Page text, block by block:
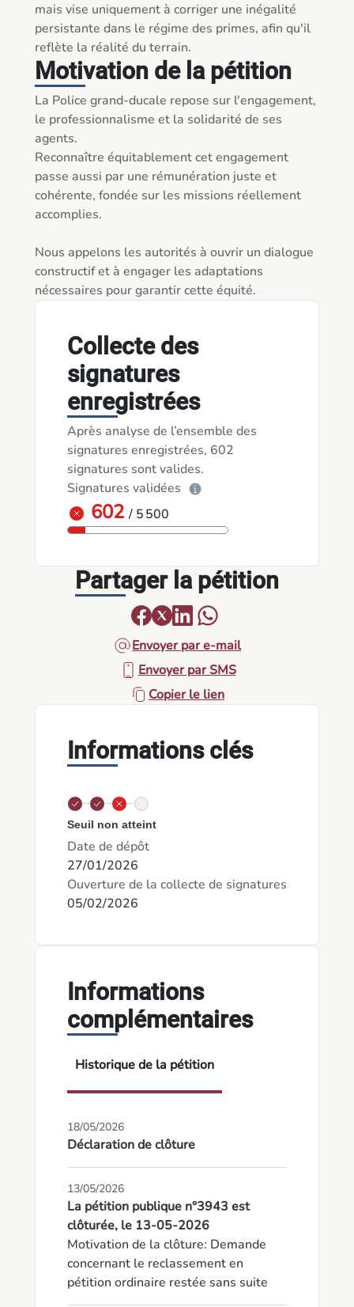
mais vise uniquement à corriger une inégalité
persistante dans le régime des primes, afin qu'il
reflète la réalité du terrain.
Motivation de la pétition
La Police grand-ducale repose sur l'engagement,
le professionnalisme et la solidarité de ses
agents.
Reconnaître équitablement cet engagement
passe aussi par une rémunération juste et
cohérente, fondée sur les missions réellement
accomplies.
Nous appelons les autorités à ouvrir un dialogue
constructif et à engager les adaptations
nécessaires pour garantir cette équité.
Collecte des
signatures
enregistrées
Après analyse de l’ensemble des
signatures enregistrées, 602
signatures sont valides.
Signatures validées
602 / 5 500
Partager la pétition
Envoyer par e-mail
Envoyer par SMS
Copier le lien
Informations clés
Seuil non atteint
Date de dépôt
27/01/2026
Ouverture de la collecte de signatures
05/02/2026
Informations
complémentaires
Historique de la pétition
18/05/2026
Déclaration de clôture
13/05/2026
La pétition publique n°3943 est
clôturée, le 13-05-2026
Motivation de la clôture: Demande
concernant le reclassement en
pétition ordinaire restée sans suite